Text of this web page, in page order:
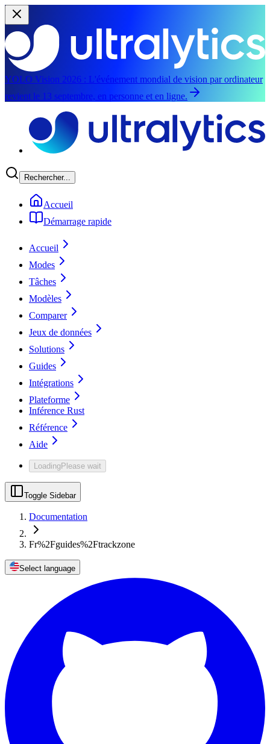
YOLO Vision 2026 : L'événement mondial de vision par ordinateur
revient le 13 septembre, en personne et en ligne.
Rechercher...
Accueil
Démarrage rapide
Accueil
Modes
Tâches
Modèles
Comparer
Jeux de données
Solutions
Guides
Intégrations
Plateforme
Inférence Rust
Référence
Aide
LoadingPlease wait
Toggle Sidebar
Documentation
Fr%2Fguides%2Ftrackzone
Select language